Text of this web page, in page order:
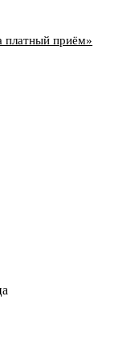
платный приём»